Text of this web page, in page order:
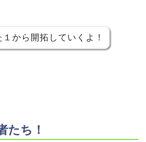
１から開拓していくよ！
たち！